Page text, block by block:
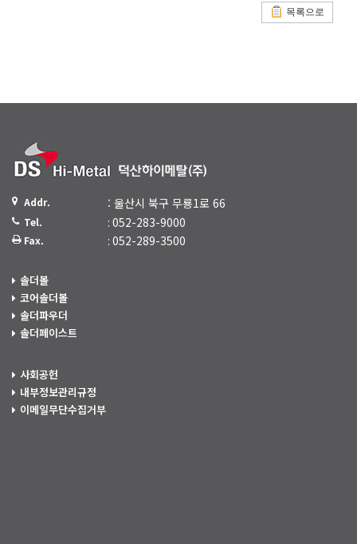
목록으로
Addr. : 울산시 북구 무룡1로 66
Tel. : 052-283-9000
Fax. : 052-289-3500
솔더볼
코어솔더볼
솔더파우더
솔더페이스트
사회공헌
내부정보관리규정
이메일무단수집거부